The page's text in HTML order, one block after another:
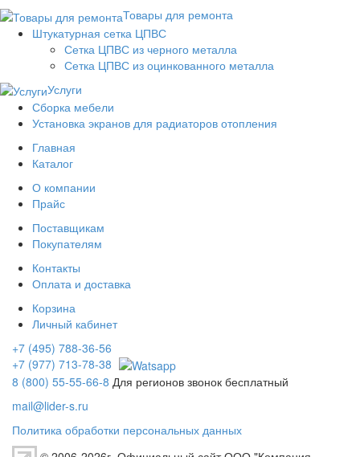
Товары для ремонта
Штукатурная сетка ЦПВС
Сетка ЦПВС из черного металла
Сетка ЦПВС из оцинкованного металла
Услуги
Сборка мебели
Установка экранов для радиаторов отопления
Главная
Каталог
О компании
Прайс
Поставщикам
Покупателям
Контакты
Оплата и доставка
Корзина
Личный кабинет
+7 (495) 788-36-56
+7 (977) 713-78-38
8 (800) 55-55-66-8 Для регионов звонок бесплатный
mail@lider-s.ru
Политика обработки персональных данных